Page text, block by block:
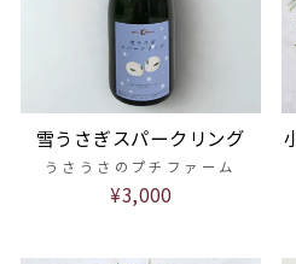
雪うさぎスパークリング
うさうさのプチファーム
¥3,000